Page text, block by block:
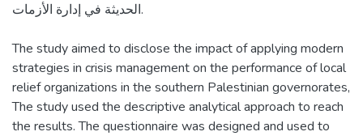
الحديثة في إدارة الأزمات.
The study aimed to disclose the impact of applying modern
strategies in crisis management on the performance of local
relief organizations in the southern Palestinian governorates,
The study used the descriptive analytical approach to reach
the results. The questionnaire was designed and used to